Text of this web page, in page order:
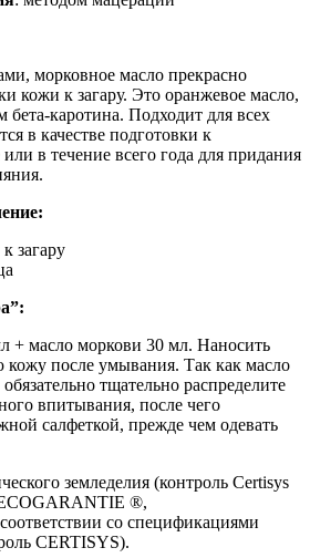
морковное масло прекрасно
кожи к загару. Это оранжевое масло,
бета-каротина. Подходит для всех
в качестве подготовки к
в течение всего года для придания
загару
+ масло моркови 30 мл. Наносить
после умывания. Так как масло
тщательно распределите
впитывания, после чего
салфеткой, прежде чем одевать
земледелия (контроль Certisys
®,
со спецификациями
CERTISYS).